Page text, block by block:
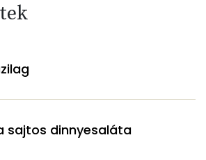
sajtos dinnyesaláta